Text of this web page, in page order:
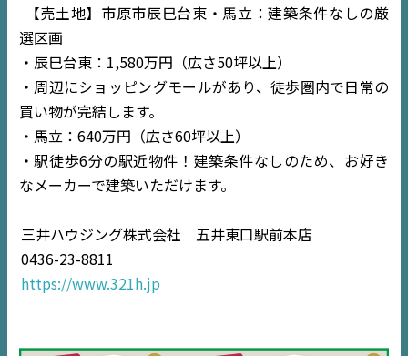
EVENT
住宅情報誌ミッケル
市原エリア
千葉エリア
内房エリア
【売土地】市原市辰巳台東・馬立：建築条件なしの厳
選区画
・辰巳台東：1,580万円（広さ50坪以上）
・周辺にショッピングモールがあり、徒歩圏内で日常の
買い物が完結します。
・馬立：640万円（広さ60坪以上）
・駅徒歩6分の駅近物件！建築条件なしのため、お好き
なメーカーで建築いただけます。
三井ハウジング株式会社 五井東口駅前本店
0436-23-8811
https://www.321h.jp